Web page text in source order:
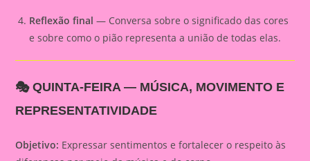
Reflexão final — Conversa sobre o significado das cores
e sobre como o pião representa a união de todas elas.
🎭QUINTA-FEIRA — MÚSICA, MOVIMENTO E
REPRESENTATIVIDADE
Objetivo: Expressar sentimentos e fortalecer o respeito às